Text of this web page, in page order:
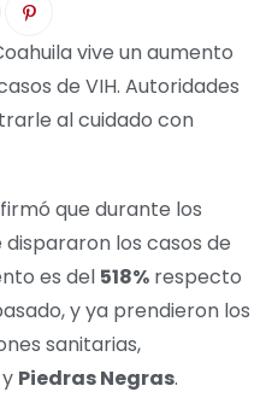
vive un aumento
de VIH. Autoridades
al cuidado con
que durante los
los casos de
es del 518% respecto
y ya prendieron los
sanitarias,
y Piedras Negras.